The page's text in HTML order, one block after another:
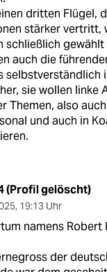
dritten Flügel,
stärker vertritt,
schließlich gewählt
auch die
selbstverständlich
sie wollen linke
Themen, also
und auch in
(Profil gelöscht)
, 19:13 Uhr
namens Robert
der